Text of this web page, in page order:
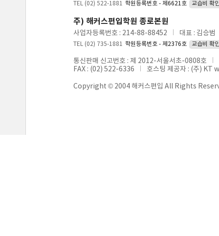
TEL (02) 522-1881 학원등록번호 - 제6621호 교습비 확
주) 해커스편입학원 종로본원
사업자등록번호 : 214-88-88452 대표 : 김승범
TEL (02) 735-1881 학원등록번호 - 제2376호 교습비 확
통신판매 신고번호 : 제 2012-서울서초-0808호
FAX : (02) 522-6336
호스팅 제공자 : (주)
Copyright © 2004 해커스편입 All Rights